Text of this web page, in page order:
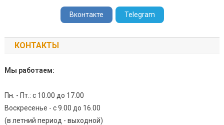
Вконтакте Telegram
КОНТАКТЫ
Мы работаем:
Пн. - Пт.: с 10.00 до 17.00
Воскресенье - с 9.00 до 16.00
(в летний период - выходной)